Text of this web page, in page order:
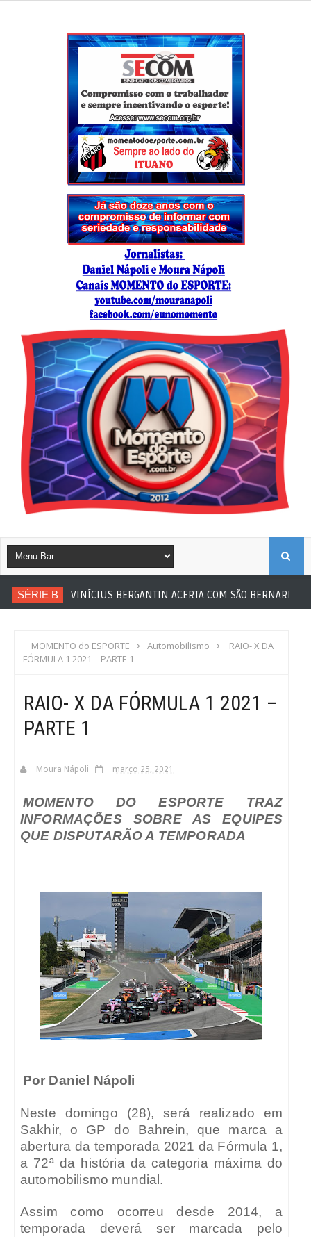
SÉRIE B VINÍCIUS BERGANTIN ACERTA COM SÃO BERNARDO
MOMENTO do ESPORTE Automobilismo
RAIO- X DA
FÓRMULA 1 2021 – PARTE 1
RAIO- X DA FÓRMULA 1 2021 –
PARTE 1
Moura Nápoli março 25, 2021
MOMENTO DO ESPORTE TRAZ
INFORMAÇÕES SOBRE AS EQUIPES
QUE DISPUTARÃO A TEMPORADA
Por Daniel Nápoli
Neste domingo (28), será realizado em
Sakhir, o GP do Bahrein, que marca a
abertura da temporada 2021 da Fórmula 1,
a 72ª da história da categoria máxima do
automobilismo mundial.
Assim como ocorreu desde 2014, a
temporada deverá ser marcada pelo